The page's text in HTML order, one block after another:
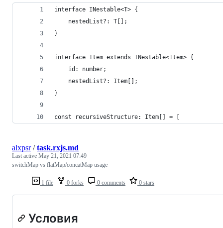
interface INestable<T> {
    nestedList?: T[];
}
interface Item extends INestable<Item> {
    id: number;
    nestedList?: Item[];
}
const recursiveStructure: Item[] = [
1 file 0 forks 0 comments 0 stars
alxpsr/task.rxjs.md
Last active May 21, 2021 07:49
switchMap vs flatMap/concatMap usage
Условия